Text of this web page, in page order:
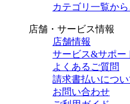
カテゴリ一覧か
店舗・サービス情報
店舗情報
サービス&サポー
よくあるご質問
請求書払いについ
お問い合わせ